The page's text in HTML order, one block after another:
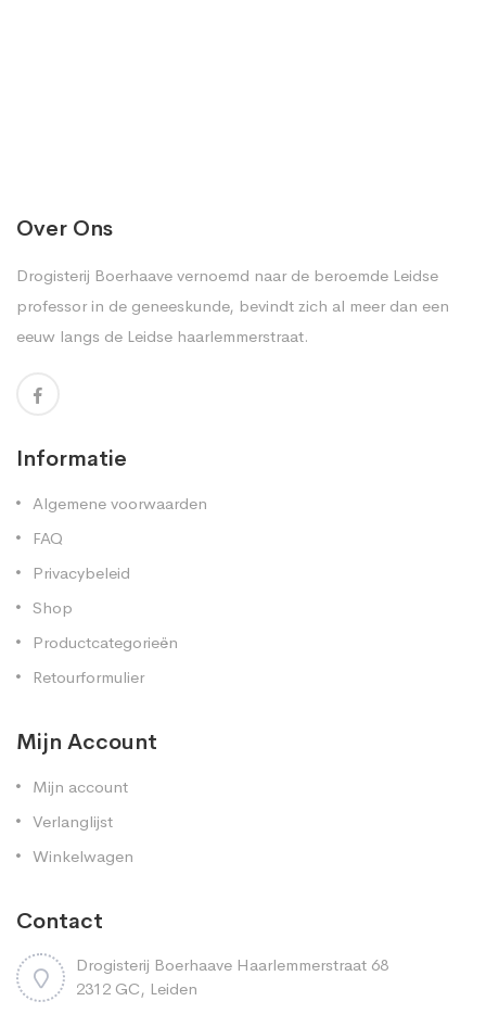
Over Ons
Drogisterij Boerhaave vernoemd naar de beroemde Leidse
professor in de geneeskunde, bevindt zich al meer dan een
eeuw langs de Leidse haarlemmerstraat.
Informatie
Algemene voorwaarden
FAQ
Privacybeleid
Shop
Productcategorieën
Retourformulier
Mijn Account
Mijn account
Verlanglijst
Winkelwagen
Contact
Drogisterij Boerhaave Haarlemmerstraat 68
2312 GC, Leiden